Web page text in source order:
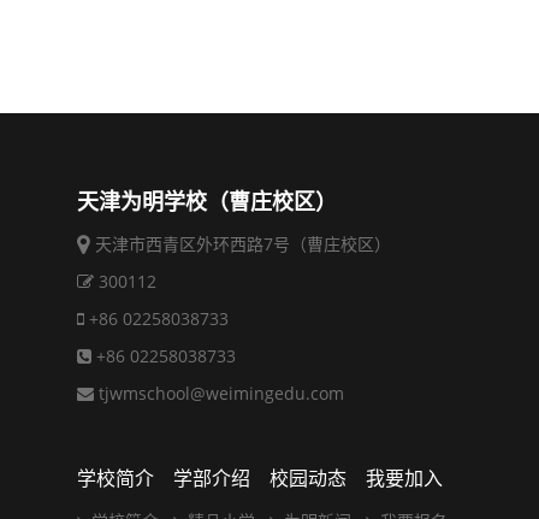
天津为明学校（曹庄校区）
天津市西青区外环西路7号（曹庄校区）
300112
+86 02258038733
+86 02258038733
tjwmschool@weimingedu.com
学校简介 学部介绍 校园动态 我要加入